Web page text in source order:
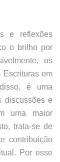
e reflexões
o brilho por
os
Escrituras em
é uma
discussões e
uma maior
trata-se de
contribuição
Por esse